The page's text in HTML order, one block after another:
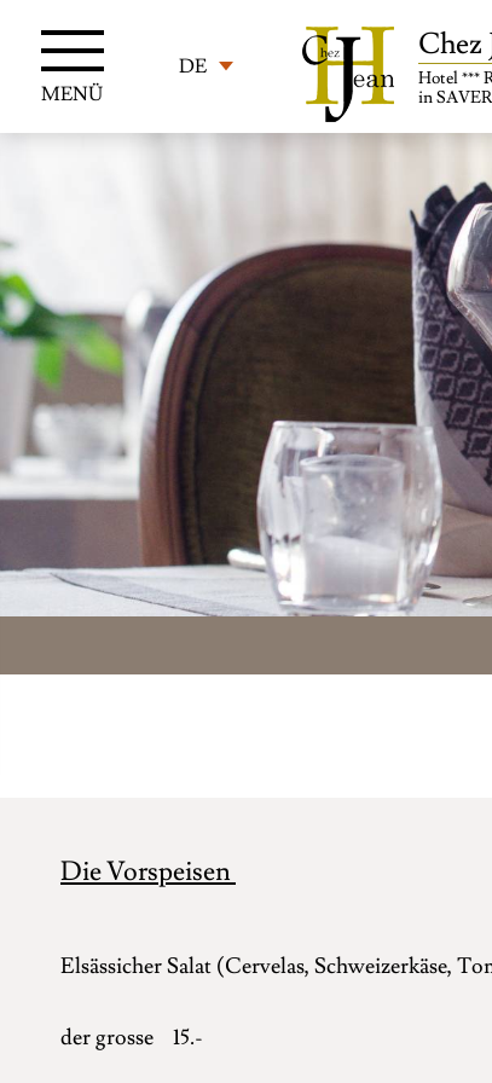
MENÜ
DE
Chez
Hotel ***
in
Die Vorspeisen
Elsässicher Salat (Cervelas, Schweizerkäse,
der
der grosse 15.-